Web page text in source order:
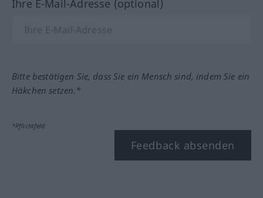
Ihre E-Mail-Adresse (optional)
Bitte bestätigen Sie, dass Sie ein Mensch sind, indem Sie ein
Häkchen setzen.*
*Pflichtfeld
Feedback absenden